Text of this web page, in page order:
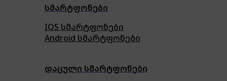
სმარტფონები
IOS სმარტფონები
Android სმარტფონები
დაცული სმარტფონები